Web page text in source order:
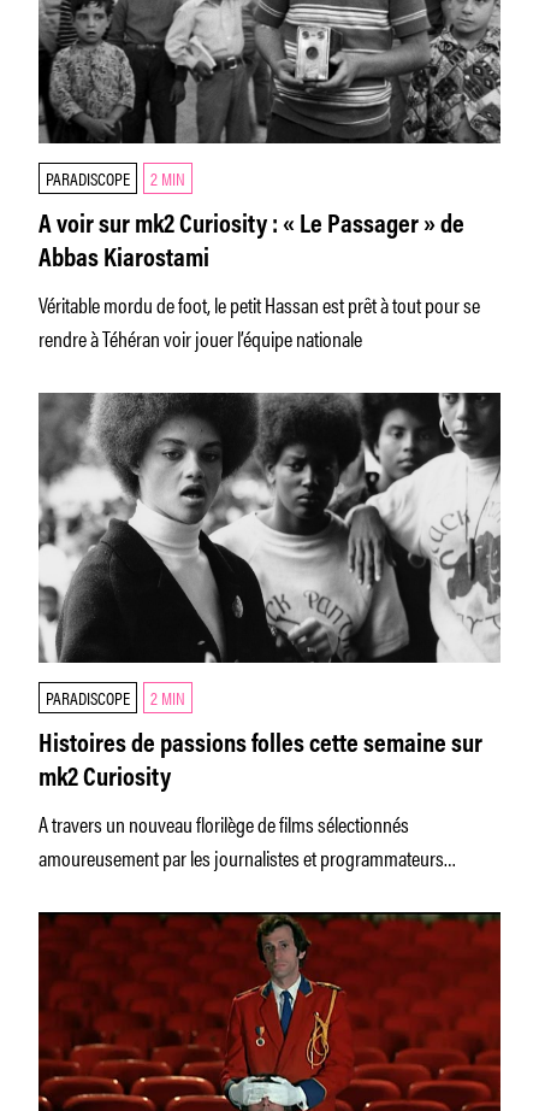
PARADISCOPE 2 MIN
A voir sur mk2 Curiosity : « Le Passager » de
Abbas Kiarostami
Véritable mordu de foot, le petit Hassan est prêt à tout pour se
rendre à Téhéran voir jouer l’équipe nationale
PARADISCOPE 2 MIN
Histoires de passions folles cette semaine sur
mk2 Curiosity
A travers un nouveau florilège de films sélectionnés
amoureusement par les journalistes et programmateurs